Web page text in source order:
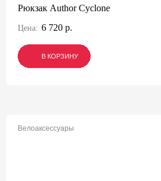
Рюкзак Author Cyclone
Цена: 6 720 р.
В КОРЗИНУ
В КОРЗИНУ
В КОРЗИНУ
Велоаксессуары